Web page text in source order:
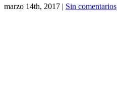
marzo 14th, 2017 | Sin comentarios